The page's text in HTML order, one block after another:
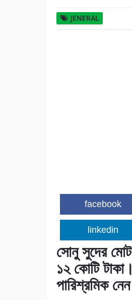
JENERAL
facebook
linkedin
সোনু সুদের
১২ কোটি
পারিশ্রমিক